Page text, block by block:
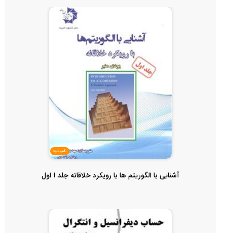
ناموجود
آشنایی با الگوریتم ها با رویکرد خلاقانه جلد 1 اول